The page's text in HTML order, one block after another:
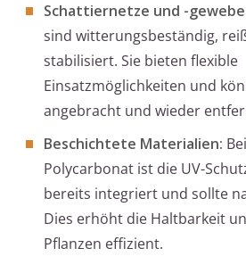
Schattiernetze und -
sind witterungsbeständig,
stabilisiert. Sie bieten flexible
Einsatzmöglichkeiten und
angebracht und wieder
Beschichtete Materialien:
Polycarbonat ist die UV-
bereits integriert und sollte
Dies erhöht die Haltbarkeit
Pflanzen effizient.